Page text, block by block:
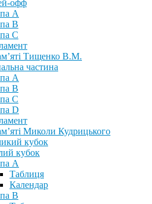
офф
А
В
С
Тищенко В.М.
частина
А
В
С
D
Миколи Кудрицького
кубок
кубок
А
Таблиця
Календар
В